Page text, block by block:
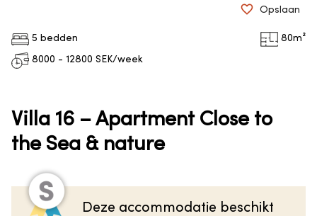
5 bedden 80m²
8000 - 12800 SEK/week
Opslaan
Villa 16 – Apartment Close to
the Sea & nature
Deze accommodatie beschikt